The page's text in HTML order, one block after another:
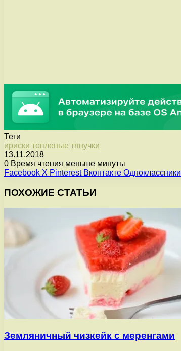
Теги
ириски топленые тянучки
13.11.2018
0 Время чтения меньше минуты
Facebook X Pinterest Вконтакте Одноклассники
ПОХОЖИЕ СТАТЬИ
Земляничный чизкейк с меренгами